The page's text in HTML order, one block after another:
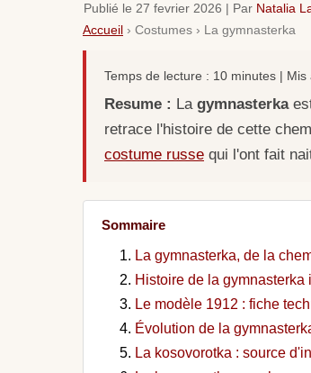
Publié le 27 fevrier 2026 | Par Natalia
Accueil › Costumes › La gymnasterka
Temps de lecture : 10 minutes |
Resume : La gymnasterka
retrace l'histoire de cette
costume russe qui l'ont fait
Sommaire
La gymnasterka, de la
Histoire de la gymnasterka
Le modèle 1912 : fiche
Évolution de la
La kosovorotka : source